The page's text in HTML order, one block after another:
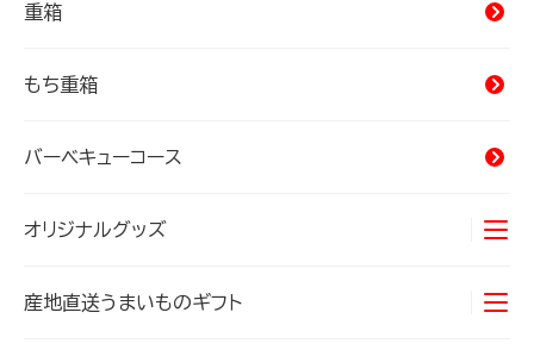
重箱
もち重箱
バーベキューコース
オリジナルグッズ
Tシャツ
産地直送うまいものギフト